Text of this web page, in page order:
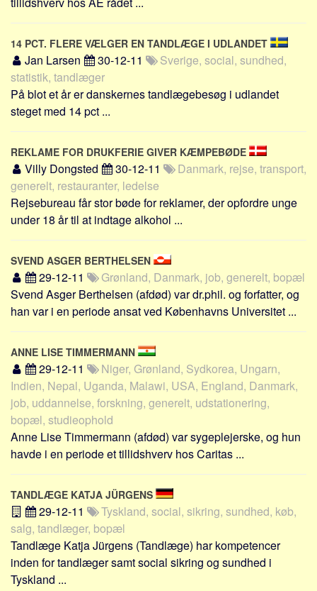
Skatter og afgifter
Statistik
Praktisk
Alle
Meta
Dokumenttyper
Emner
Skribenter
Personer
Steder
Om
Webstedet
Forhistorien
Tekstannoncer
Bannere
Hjælp
14 PCT. FLERE VÆLGER EN TANDLÆGE I UDLANDET
Jan Larsen 30-12-11
Sverige, social, sundhed,
statistik, tandlæger
På blot et år er danskernes tandlægebesøg i udlandet
steget med 14 pct ...
REKLAME FOR DRUKFERIE GIVER KÆMPEBØDE
Villy Dongsted 30-12-11
Danmark, rejse, transport,
generelt, restauranter, ledelse
Rejsebureau får stor bøde for reklamer, der opfordre unge
under 18 år til at indtage alkohol ...
SVEND ASGER BERTHELSEN
29-12-11
Grønland, Danmark, job, generelt, bopæl
Svend Asger Berthelsen (afdød) var dr.phil. og forfatter, og
han var i en periode ansat ved Københavns Universitet ...
ANNE LISE TIMMERMANN
29-12-11
Niger, Grønland, Sydkorea, Ungarn,
Indien, Nepal, Uganda, Malawi, USA, England, Danmark,
job, uddannelse, forskning, generelt, udstationering,
bopæl, studieophold
Anne Lise Timmermann (afdød) var sygeplejerske, og hun
havde i en periode et tillidshverv hos Caritas ...
TANDLÆGE KATJA JÜRGENS
29-12-11
Tyskland, social, sikring, sundhed, køb,
salg, tandlæger, bopæl
Tandlæge Katja Jürgens (Tandlæge) har kompetencer
inden for tandlæger samt social sikring og sundhed i
Tyskland ...